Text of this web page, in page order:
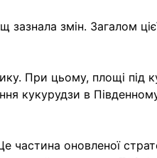
змін. Загалом
При цьому, площі під
кукурудзи в
оновленої